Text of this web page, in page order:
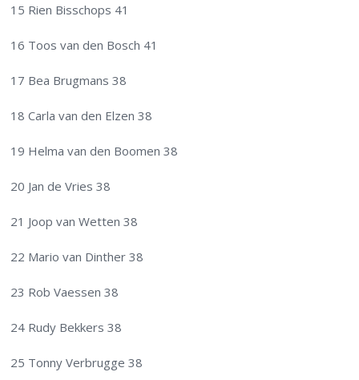
15 Rien Bisschops 41
16 Toos van den Bosch 41
17 Bea Brugmans 38
18 Carla van den Elzen 38
19 Helma van den Boomen 38
20 Jan de Vries 38
21 Joop van Wetten 38
22 Mario van Dinther 38
23 Rob Vaessen 38
24 Rudy Bekkers 38
25 Tonny Verbrugge 38